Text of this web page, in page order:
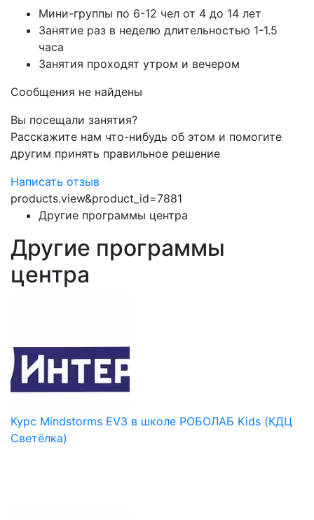
Мини-группы по 6-12 чел от 4 до 14 лет
Занятие раз в неделю длительностью 1-1.5
часа
Занятия проходят утром и вечером
Сообщения не найдены
Вы посещали занятия?
Расскажите нам что-нибудь об этом и помогите
другим принять правильное решение
Написать отзыв
products.view&product_id=7881
Другие программы центра
Другие программы
центра
Курс Mindstorms EV3 в школе РОБОЛАБ Kids (КДЦ
Светёлка)